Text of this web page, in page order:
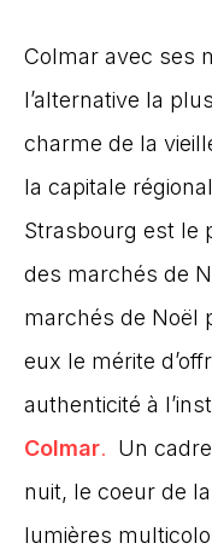
Colmar avec ses
l’alternative la
charme de la
la capitale
Strasbourg est le
des marchés de
marchés de Noël
eux le mérite
authenticité à
Colmar. Un cadre
nuit, le coeur de
lumières